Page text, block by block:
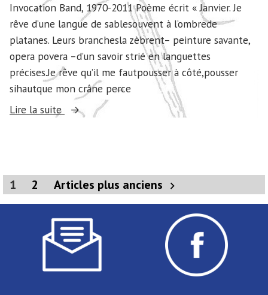
Invocation Band, 1970-2011 Poème écrit « Janvier. Je
rêve d’une langue de sablesouvent à l’ombrede
platanes. Leurs branchesla zèbrent– peinture savante,
opera povera –d’un savoir strié en languettes
précises.Je rêve qu’il me fautpousser à côté,pousser
sihautque mon crâne perce
Lire la suite
« Janvier »
Pagination
des
publications
1 2 Articles plus anciens